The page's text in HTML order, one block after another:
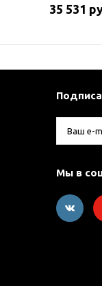
35 531
Мы в